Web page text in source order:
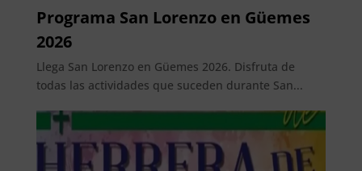
Programa San Lorenzo en Güemes
2026
Llega San Lorenzo en Güemes 2026. Disfruta de
todas las actividades que suceden durante San...